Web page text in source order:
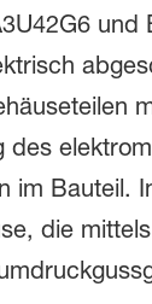
und
im
die